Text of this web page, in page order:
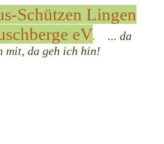
Schützen Lingen
eV. ... da
mit, da geh ich hin!